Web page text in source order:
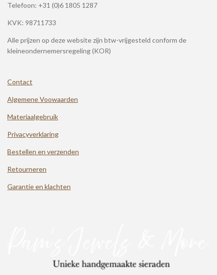
Telefoon: +31 (0)6 1805 1287
KVK: 98711733
Alle prijzen op deze website zijn btw-vrijgesteld conform de
kleineondernemersregeling (KOR)
Contact
Algemene Voowaarden
Materiaalgebruik
Privacyverklaring
Bestellen en verzenden
Retourneren
Garantie en klachten